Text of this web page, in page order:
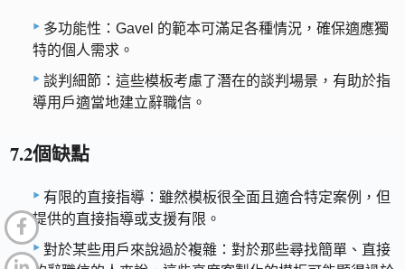
多功能性：Gavel 的範本可滿足各種情況，確保適應獨
特的個人需求。
談判細節：這些模板考慮了潛在的談判場景，有助於指
導用戶適當地建立辭職信。
7.2個缺點
有限的直接指導：雖然模板很全面且適合特定案例，但
提供的直接指導或支援有限。
對於某些用戶來說過於複雜：對於那些尋找簡單、直接